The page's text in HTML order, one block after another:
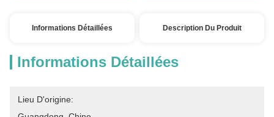
Informations Détaillées Description Du Produit
Informations Détaillées
Lieu D'origine: